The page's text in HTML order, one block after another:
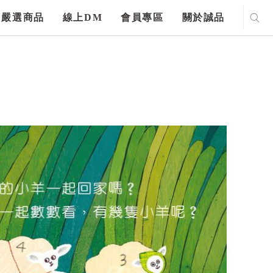
嚴選商品 線上DM 會員專區 關於誠品